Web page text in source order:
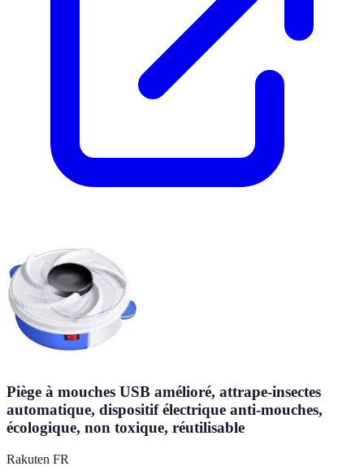
Piège à mouches USB amélioré, attrape-insectes
automatique, dispositif électrique anti-mouches,
écologique, non toxique, réutilisable
Rakuten FR